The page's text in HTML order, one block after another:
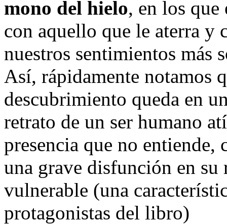
mono del hielo, en los que
con aquello que le aterra y
nuestros sentimientos más
Así, rápidamente notamos
descubrimiento queda en
retrato de un ser humano
presencia que no entiende,
una grave disfunción en
vulnerable (una
protagonistas del libro)